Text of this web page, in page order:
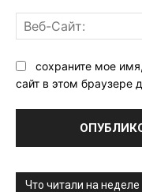
сохраните мое
сайт в этом браузере
Что читали на неделе